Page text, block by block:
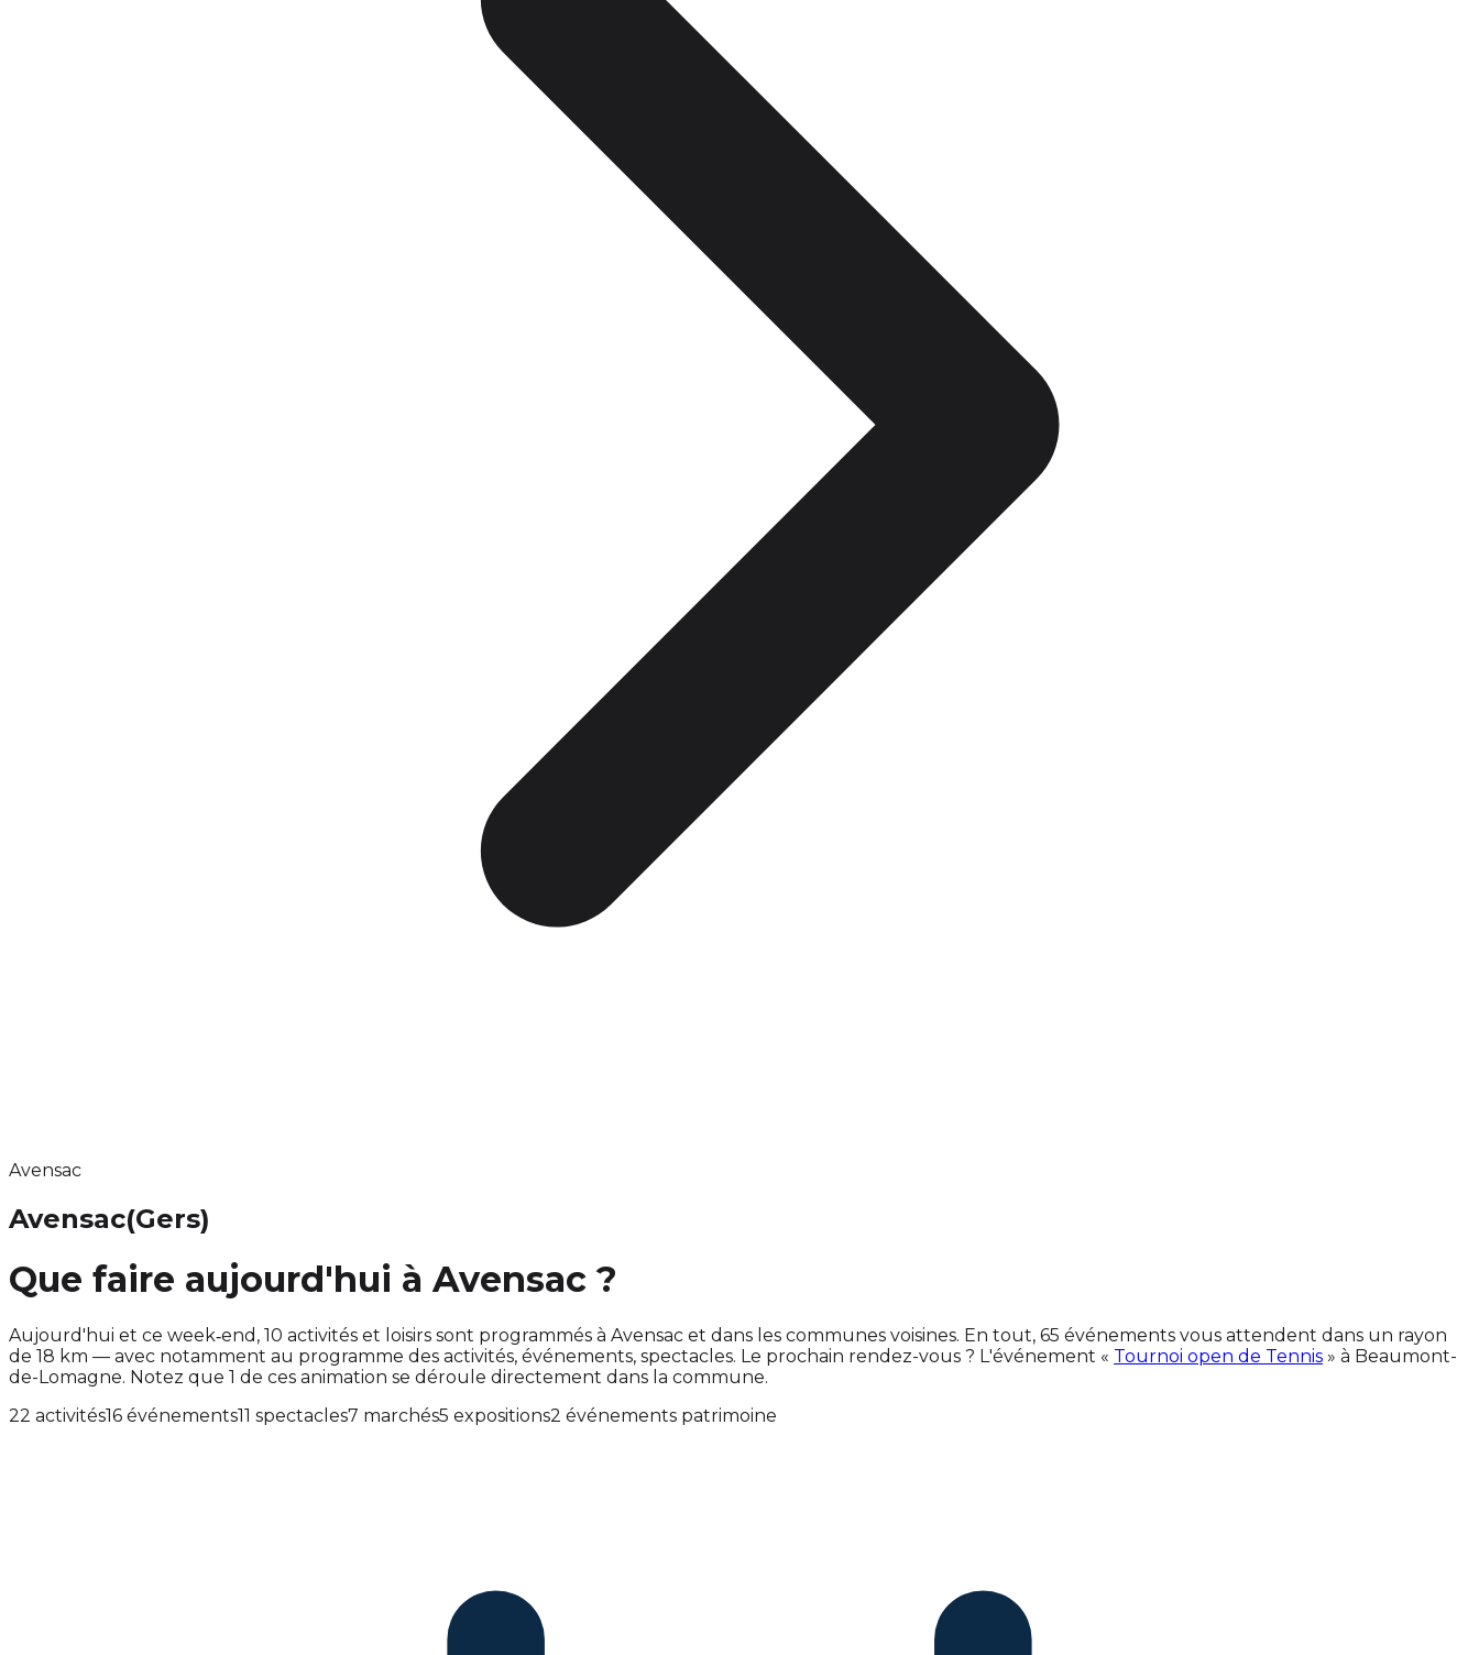
Avensac
Avensac(Gers)
Que faire aujourd'hui à Avensac ?
Aujourd'hui et ce week‑end, 10 activités et loisirs sont programmés à Avensac et dans les communes voisines. En tout, 65 événements vous attendent dans un rayon
de 18 km — avec notamment au programme des activités, événements, spectacles. Le prochain rendez-vous ? L'événement « Tournoi open de Tennis » à Beaumont-
de-Lomagne. Notez que 1 de ces animation se déroule directement dans la commune.
22 activités16 événements11 spectacles7 marchés5 expositions2 événements patrimoine